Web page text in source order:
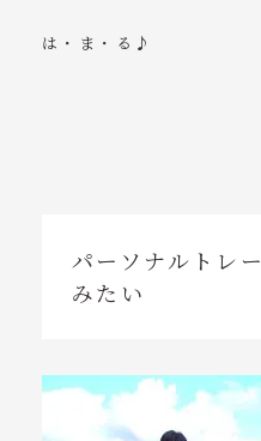
は・ま・る♪
パーソナルトレ
みたい